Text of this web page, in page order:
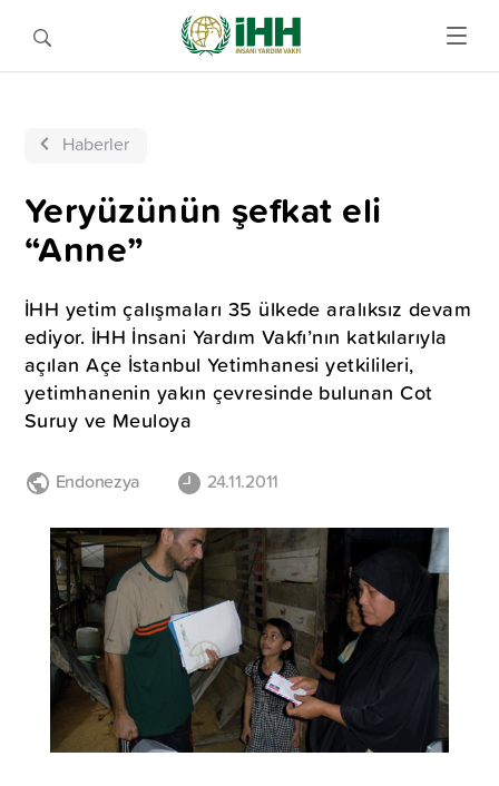
Haberler
Yeryüzünün şefkat eli
“Anne”
İHH yetim çalışmaları 35 ülkede aralıksız devam
ediyor. İHH İnsani Yardım Vakfı’nın katkılarıyla
açılan Açe İstanbul Yetimhanesi yetkilileri,
yetimhanenin yakın çevresinde bulunan Cot
Suruy ve Meuloya
Endonezya 24.11.2011